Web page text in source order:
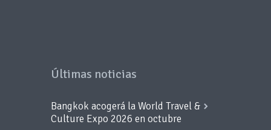
Últimas noticias
Bangkok acogerá la World Travel &
Culture Expo 2026 en octubre